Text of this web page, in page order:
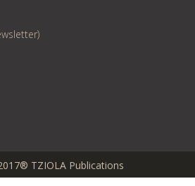
TZIOLA Publications